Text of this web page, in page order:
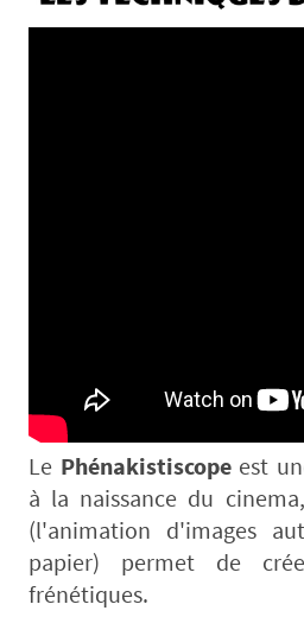
Le Phénakistiscopeest
à la naissance du
(l'animation d'images
papier) permet de
frénétiques.